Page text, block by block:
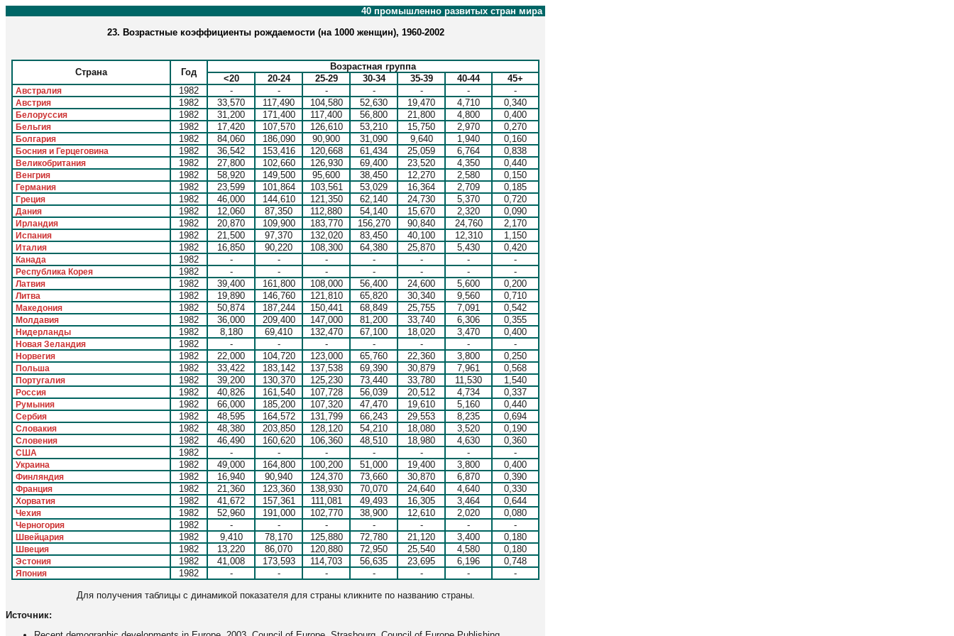
40 промышленно развитых стран мира
23. Возрастные коэффициенты рождаемости (на 1000 женщин), 1960-2002
Страна Год
Возрастная группа
<20
20-24 25-29 30-34 35-39 40-44 45+
Австралия 1982 - - - - - - -
Австрия 1982 33,570 117,490 104,580 52,630 19,470 4,710 0,340
Белоруссия 1982 31,200 171,400 117,400 56,800 21,800 4,800 0,400
Бельгия 1982 17,420 107,570 126,610 53,210 15,750 2,970 0,270
Болгария 1982 84,060 186,090 90,900 31,090 9,640 1,940 0,160
Босния и Герцеговина 1982 36,542 153,416 120,668 61,434 25,059 6,764 0,838
Великобритания 1982 27,800 102,660 126,930 69,400 23,520 4,350 0,440
Венгрия 1982 58,920 149,500 95,600 38,450 12,270 2,580 0,150
Германия 1982 23,599 101,864 103,561 53,029 16,364 2,709 0,185
Греция 1982 46,000 144,610 121,350 62,140 24,730 5,370 0,720
Дания 1982 12,060 87,350 112,880 54,140 15,670 2,320 0,090
Ирландия 1982 20,870 109,900 183,770 156,270 90,840 24,760 2,170
Испания 1982 21,500 97,370 132,020 83,450 40,100 12,310 1,150
Италия 1982 16,850 90,220 108,300 64,380 25,870 5,430 0,420
Канада 1982 - - - - - - -
Республика Корея 1982 - - - - - - -
Латвия 1982 39,400 161,800 108,000 56,400 24,600 5,600 0,200
Литва 1982 19,890 146,760 121,810 65,820 30,340 9,560 0,710
Македония 1982 50,874 187,244 150,441 68,849 25,755 7,091 0,542
Молдавия 1982 36,000 209,400 147,000 81,200 33,740 6,306 0,355
Нидерланды 1982 8,180 69,410 132,470 67,100 18,020 3,470 0,400
Новая Зеландия 1982 - - - - - - -
Норвегия 1982 22,000 104,720 123,000 65,760 22,360 3,800 0,250
Польша 1982 33,422 183,142 137,538 69,390 30,879 7,961 0,568
Португалия 1982 39,200 130,370 125,230 73,440 33,780 11,530 1,540
Россия 1982 40,826 161,540 107,728 56,039 20,512 4,734 0,337
Румыния 1982 66,000 185,200 107,320 47,470 19,610 5,160 0,440
Сербия 1982 48,595 164,572 131,799 66,243 29,553 8,235 0,694
Словакия 1982 48,380 203,850 128,120 54,210 18,080 3,520 0,190
Словения 1982 46,490 160,620 106,360 48,510 18,980 4,630 0,360
США 1982 - - - - - - -
Украина 1982 49,000 164,800 100,200 51,000 19,400 3,800 0,400
Финляндия 1982 16,940 90,940 124,370 73,660 30,870 6,870 0,390
Франция 1982 21,360 123,360 138,930 70,070 24,640 4,640 0,330
Хорватия 1982 41,672 157,361 111,081 49,493 16,305 3,464 0,644
Чехия 1982 52,960 191,000 102,770 38,900 12,610 2,020 0,080
Черногория 1982 - - - - - - -
Швейцария 1982 9,410 78,170 125,880 72,780 21,120 3,400 0,180
Швеция 1982 13,220 86,070 120,880 72,950 25,540 4,580 0,180
Эстония 1982 41,008 173,593 114,703 56,635 23,695 6,196 0,748
Япония 1982 - - - - - - -
Для получения таблицы с динамикой показателя для страны кликните по названию страны.
Источник: